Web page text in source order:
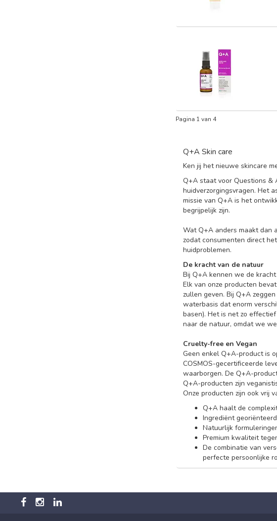
Pagina 1 van 4
Q+A Skin care
Ken jij het nieuwe skincare
Q+A staat voor Questions &
huidverzorgingsvragen. Het
missie van Q+A is het
begrijpelijk zijn.
Wat Q+A anders maakt dan
zodat consumenten direct
huidproblemen.
De kracht van de natuur
Bij Q+A kennen we de
Elk van onze producten
zullen geven. Bij Q+A
waterbasis dat enorm
basen). Het is net zo
naar de natuur, omdat we
Cruelty-free en Vegan
Geen enkel Q+A-product is
COSMOS-gecertificeerde
waarborgen. De Q+A-
Q+A-producten zijn
Onze producten zijn ook vrij
Q+A haalt de
Ingrediënt
Natuurlijk
Premium kwaliteit
De combinatie van
perfecte persoonlijke